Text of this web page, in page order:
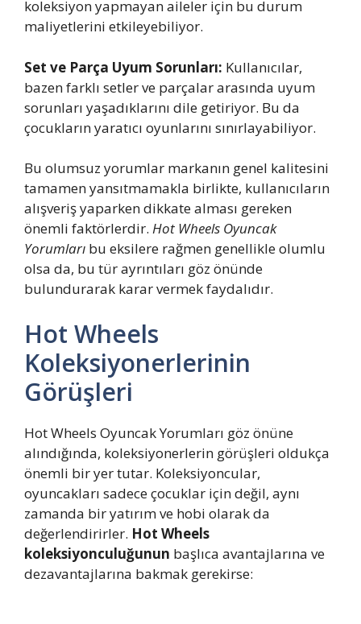
koleksiyon yapmayan aileler için bu durum
maliyetlerini etkileyebiliyor.
Set ve Parça Uyum Sorunları: Kullanıcılar,
bazen farklı setler ve parçalar arasında uyum
sorunları yaşadıklarını dile getiriyor. Bu da
çocukların yaratıcı oyunlarını sınırlayabiliyor.
Bu olumsuz yorumlar markanın genel kalitesini
tamamen yansıtmamakla birlikte, kullanıcıların
alışveriş yaparken dikkate alması gereken
önemli faktörlerdir. Hot Wheels Oyuncak
Yorumları bu eksilere rağmen genellikle olumlu
olsa da, bu tür ayrıntıları göz önünde
bulundurarak karar vermek faydalıdır.
Hot Wheels
Koleksiyonerlerinin
Görüşleri
Hot Wheels Oyuncak Yorumları göz önüne
alındığında, koleksiyonerlerin görüşleri oldukça
önemli bir yer tutar. Koleksiyoncular,
oyuncakları sadece çocuklar için değil, aynı
zamanda bir yatırım ve hobi olarak da
değerlendirirler. Hot Wheels
koleksiyonculuğunun başlıca avantajlarına ve
dezavantajlarına bakmak gerekirse: